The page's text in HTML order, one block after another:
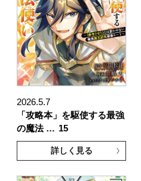
2026.5.7
「攻略本」を駆使する最強
の魔法 … 15
詳しく見る